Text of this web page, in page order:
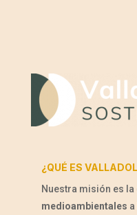
¿QUÉ ES
Nuestra misión es
medioambientales